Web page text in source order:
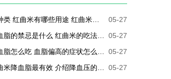
05-27
05-27
05-27
05-27